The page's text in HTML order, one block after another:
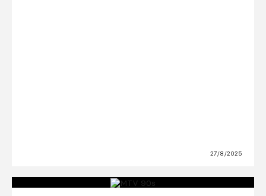
27/8/2025